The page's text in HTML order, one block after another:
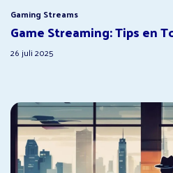
Gaming Streams
Game Streaming: Tips en
26 juli 2025